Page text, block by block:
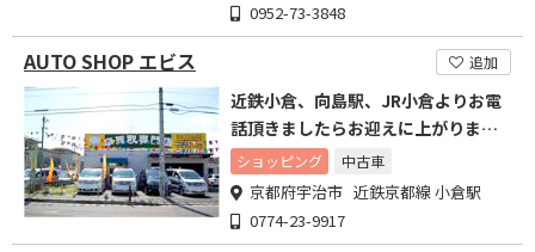
0952-73-3848
AUTO SHOP エビス 追加
近鉄小倉、向島駅、JR小倉よりお電
話頂きましたらお迎えに上がります
のでお気軽にお電話下さい
ショッピング 中古車
京都府宇治市 近鉄京都線 小倉駅
0774-23-9917